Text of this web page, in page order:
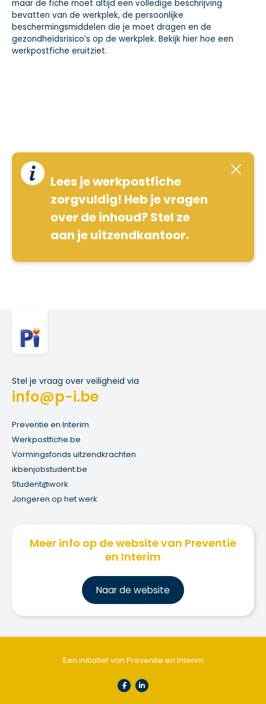
maar de fiche moet altijd een volledige beschrijving
bevatten van de werkplek, de persoonlijke
beschermingsmiddelen die je moet dragen en de
gezondheidsrisico’s op de werkplek. Bekijk hier hoe een
werkpostfiche eruitziet.
Lees je werkpostfiche
zorgvuldig! Heb je vragen
over de inhoud? Stel ze
aan je uitzendkantoor.
Stel je vraag over veiligheid via
info@p-i.be
Preventie en Interim
Werkpostfiche.be
Vormingsfonds uitzendkrachten
ikbenjobstudent.be
Student@work
Jongeren op het werk
Meer info op de website van Preventie
en Interim
Naar de website
Een initiatief van Preventie en Interim